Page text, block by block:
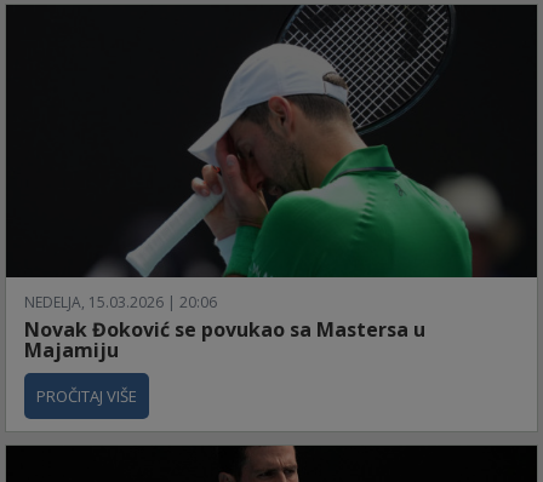
NEDELJA, 15.03.2026 | 20:06
Novak Đoković se povukao sa Mastersa u
Majamiju
PROČITAJ VIŠE